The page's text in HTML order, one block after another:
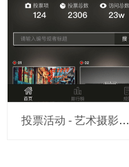
投票活动 - 艺术摄影大赛